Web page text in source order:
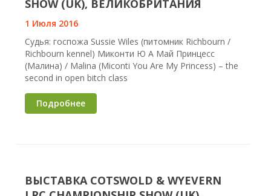
SHOW (UK), ВЕЛИКОБРИТАНИЯ
1 Июля 2016
Судья: госпожа Sussie Wiles (питомник Richbourn /
Richbourn kennel) Миконти Ю А Май Принцесс
(Малина) / Malina (Miconti You Are My Princess) – the
second in open bitch class
Подробнее
ВЫСТАВКА COTSWOLD & WYEVERN